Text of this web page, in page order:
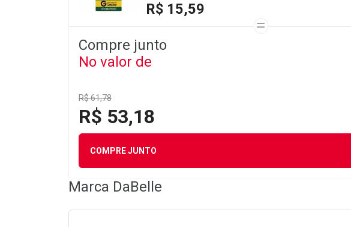
R$ 15,59
Compre junto
No valor de
R$ 61,78
R$ 53,18
COMPRE JUNTO
Marca DaBelle